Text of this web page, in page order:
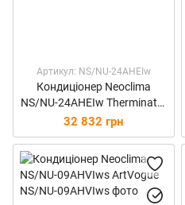
Артикул: NS/NU-24AHEIw
Кондиціонер Neoclima
NS/NU-24AHEIw Therminator
2.0 Inverter
32 832 грн